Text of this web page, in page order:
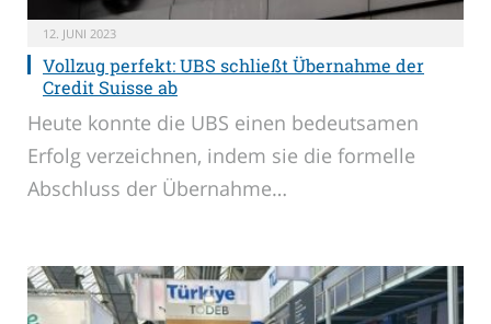
12. JUNI 2023
Vollzug perfekt: UBS schließt Übernahme der
Credit Suisse ab
Heute konnte die UBS einen bedeutsamen
Erfolg verzeichnen, indem sie die formelle
Abschluss der Übernahme…